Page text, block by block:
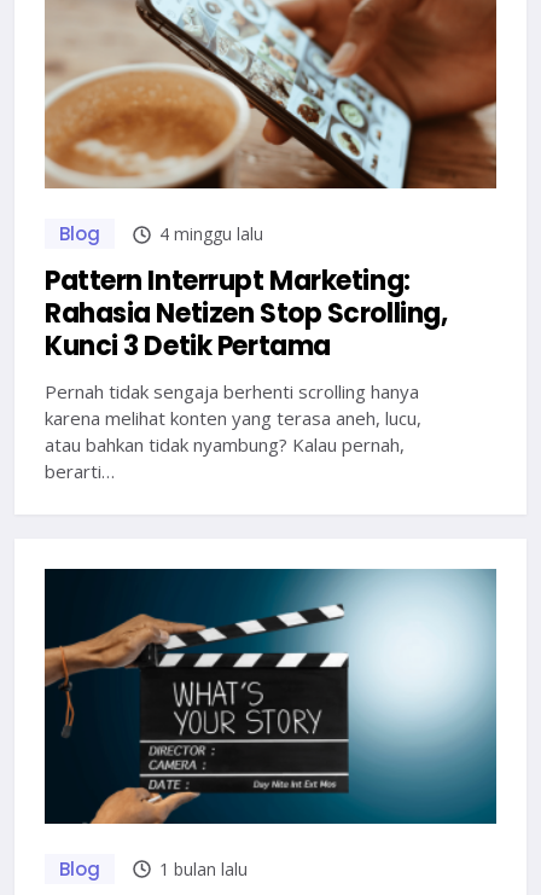
Blog 4 minggu lalu
Pattern Interrupt Marketing:
Rahasia Netizen Stop Scrolling,
Kunci 3 Detik Pertama
Pernah tidak sengaja berhenti scrolling hanya
karena melihat konten yang terasa aneh, lucu,
atau bahkan tidak nyambung? Kalau pernah,
berarti…
Blog 1 bulan lalu